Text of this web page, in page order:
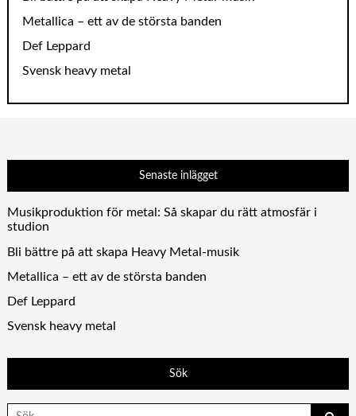
Metallica – ett av de största banden
Def Leppard
Svensk heavy metal
Senaste inlägget
Musikproduktion för metal: Så skapar du rätt atmosfär i
studion
Bli bättre på att skapa Heavy Metal-musik
Metallica – ett av de största banden
Def Leppard
Svensk heavy metal
Sök
Search